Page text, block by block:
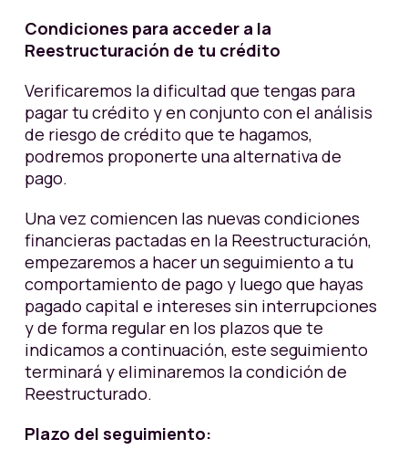
Condiciones para acceder a la
Reestructuración de tu crédito
Verificaremos la dificultad que tengas para
pagar tu crédito y en conjunto con el análisis
de riesgo de crédito que te hagamos,
podremos proponerte una alternativa de
pago.
Una vez comiencen las nuevas condiciones
financieras pactadas en la Reestructuración,
empezaremos a hacer un seguimiento a tu
comportamiento de pago y luego que hayas
pagado capital e intereses sin interrupciones
y de forma regular en los plazos que te
indicamos a continuación, este seguimiento
terminará y eliminaremos la condición de
Reestructurado.
Plazo del seguimiento: